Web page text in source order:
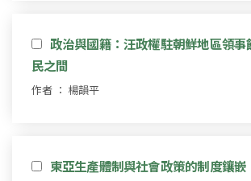
政治與國籍：汪政權駐朝鮮地區領事
民之間
作者 ： 楊韻平
東亞生產體制與社會政策的制度鑲嵌